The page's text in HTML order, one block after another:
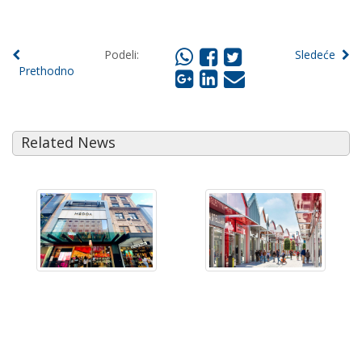
Prethodno
Podeli: Sledeće
Related News